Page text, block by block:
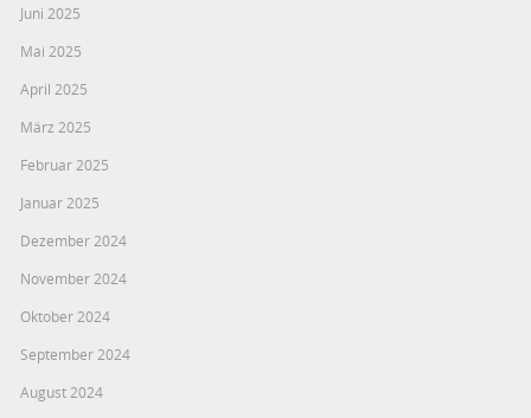
Juni 2025
Mai 2025
April 2025
März 2025
Februar 2025
Januar 2025
Dezember 2024
November 2024
Oktober 2024
September 2024
August 2024